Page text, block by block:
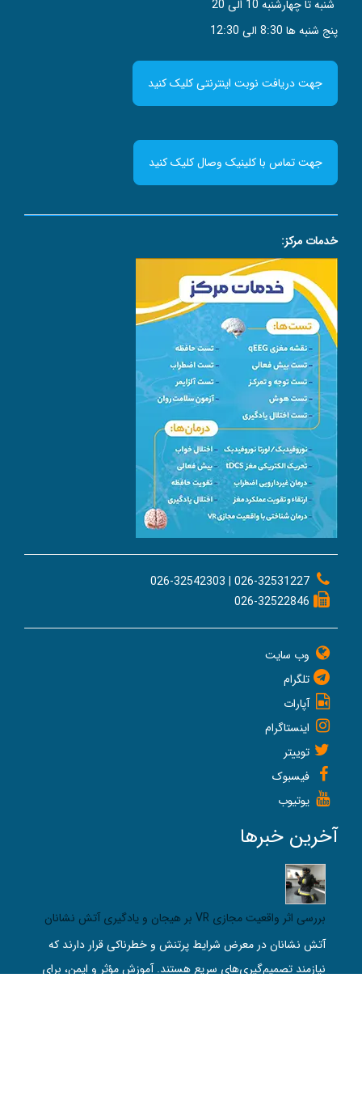
شنبه تا چهارشنبه 10 الی 20
پنج شنبه ها 8:30 الی 12:30
جهت دریافت نوبت اینترنتی کلیک کنید
جهت تماس با کلینیک وصال کلیک کنید
خدمات مرکز:
026-32531227 | 026-32542303
026-32522846
وب سایت
تلگرام
آپارات
اینستاگرام
توییتر
فیسبوک
یوتیوب
آخرین خبرها
بررسی اثر واقعیت مجازی VR بر هیجان و یادگیری آتش‌ نشانان
آتش‌ نشانان در معرض شرایط پرتنش و خطرناکی قرار دارند که
نیازمند تصمیم‌گیری‌های سریع هستند. آموزش مؤثر و ایمن، برای